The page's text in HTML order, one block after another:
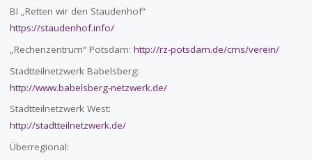
BI „Retten wir den Staudenhof“
https://staudenhof.info/
„Rechenzentrum“ Potsdam: http://rz-potsdam.de/cms/verein/
Stadtteilnetzwerk Babelsberg:
http://www.babelsberg-netzwerk.de/
Stadtteilnetzwerk West:
http://stadtteilnetzwerk.de/
Überregional: